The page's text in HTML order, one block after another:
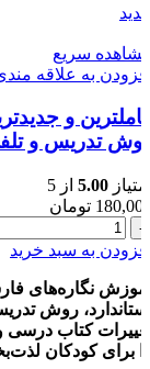
آموزش
سریع
به علاقه
و
تدریس و
5.00 از 5
تومان
کاملترین
و
کارت‌های
تصویری
نگاره
به
به سبد خرید
نگاره‌های
روش
کتاب درسی
برای کودکان